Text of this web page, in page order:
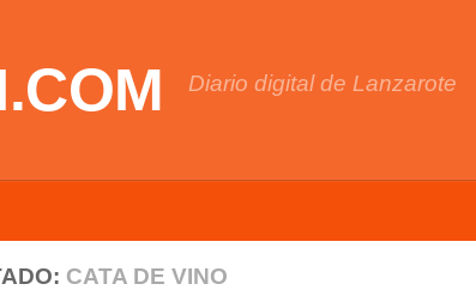
Diario digital de Lanzarote
CATA DE VINO